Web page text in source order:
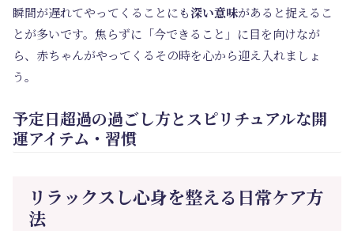
瞬間が遅れてやってくることにも深い意味があると捉えるこ
とが多いです。焦らずに「今できること」に目を向けなが
ら、赤ちゃんがやってくるその時を心から迎え入れましょ
う。
予定日超過の過ごし方とスピリチュアルな開
運アイテム・習慣
リラックスし心身を整える日常ケア方
法